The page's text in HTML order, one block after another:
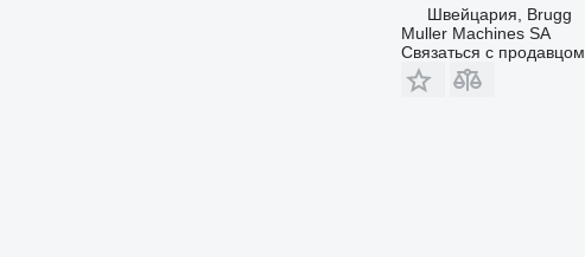
Швейцария, Brugg
Muller Machines SA
Связаться с продавцом